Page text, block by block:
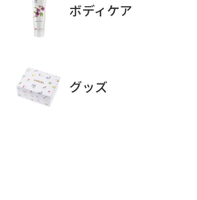
ボディケア
グッズ